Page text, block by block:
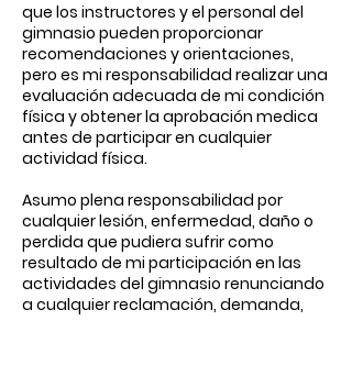
que los instructores y el personal del
gimnasio pueden proporcionar
recomendaciones y orientaciones,
pero es mi responsabilidad realizar una
evaluación adecuada de mi condición
física y obtener la aprobación medica
antes de participar en cualquier
actividad física.
Asumo plena responsabilidad por
cualquier lesión, enfermedad, daño o
perdida que pudiera sufrir como
resultado de mi participación en las
actividades del gimnasio renunciando
a cualquier reclamación, demanda,